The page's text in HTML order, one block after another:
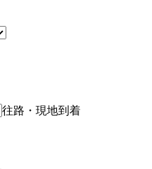
往路・現地到着